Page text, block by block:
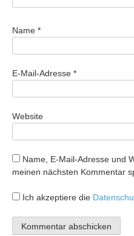
Name *
E-Mail-Adresse *
Website
Name, E-Mail-Adresse und
meinen nächsten Kommentar
Ich akzeptiere die